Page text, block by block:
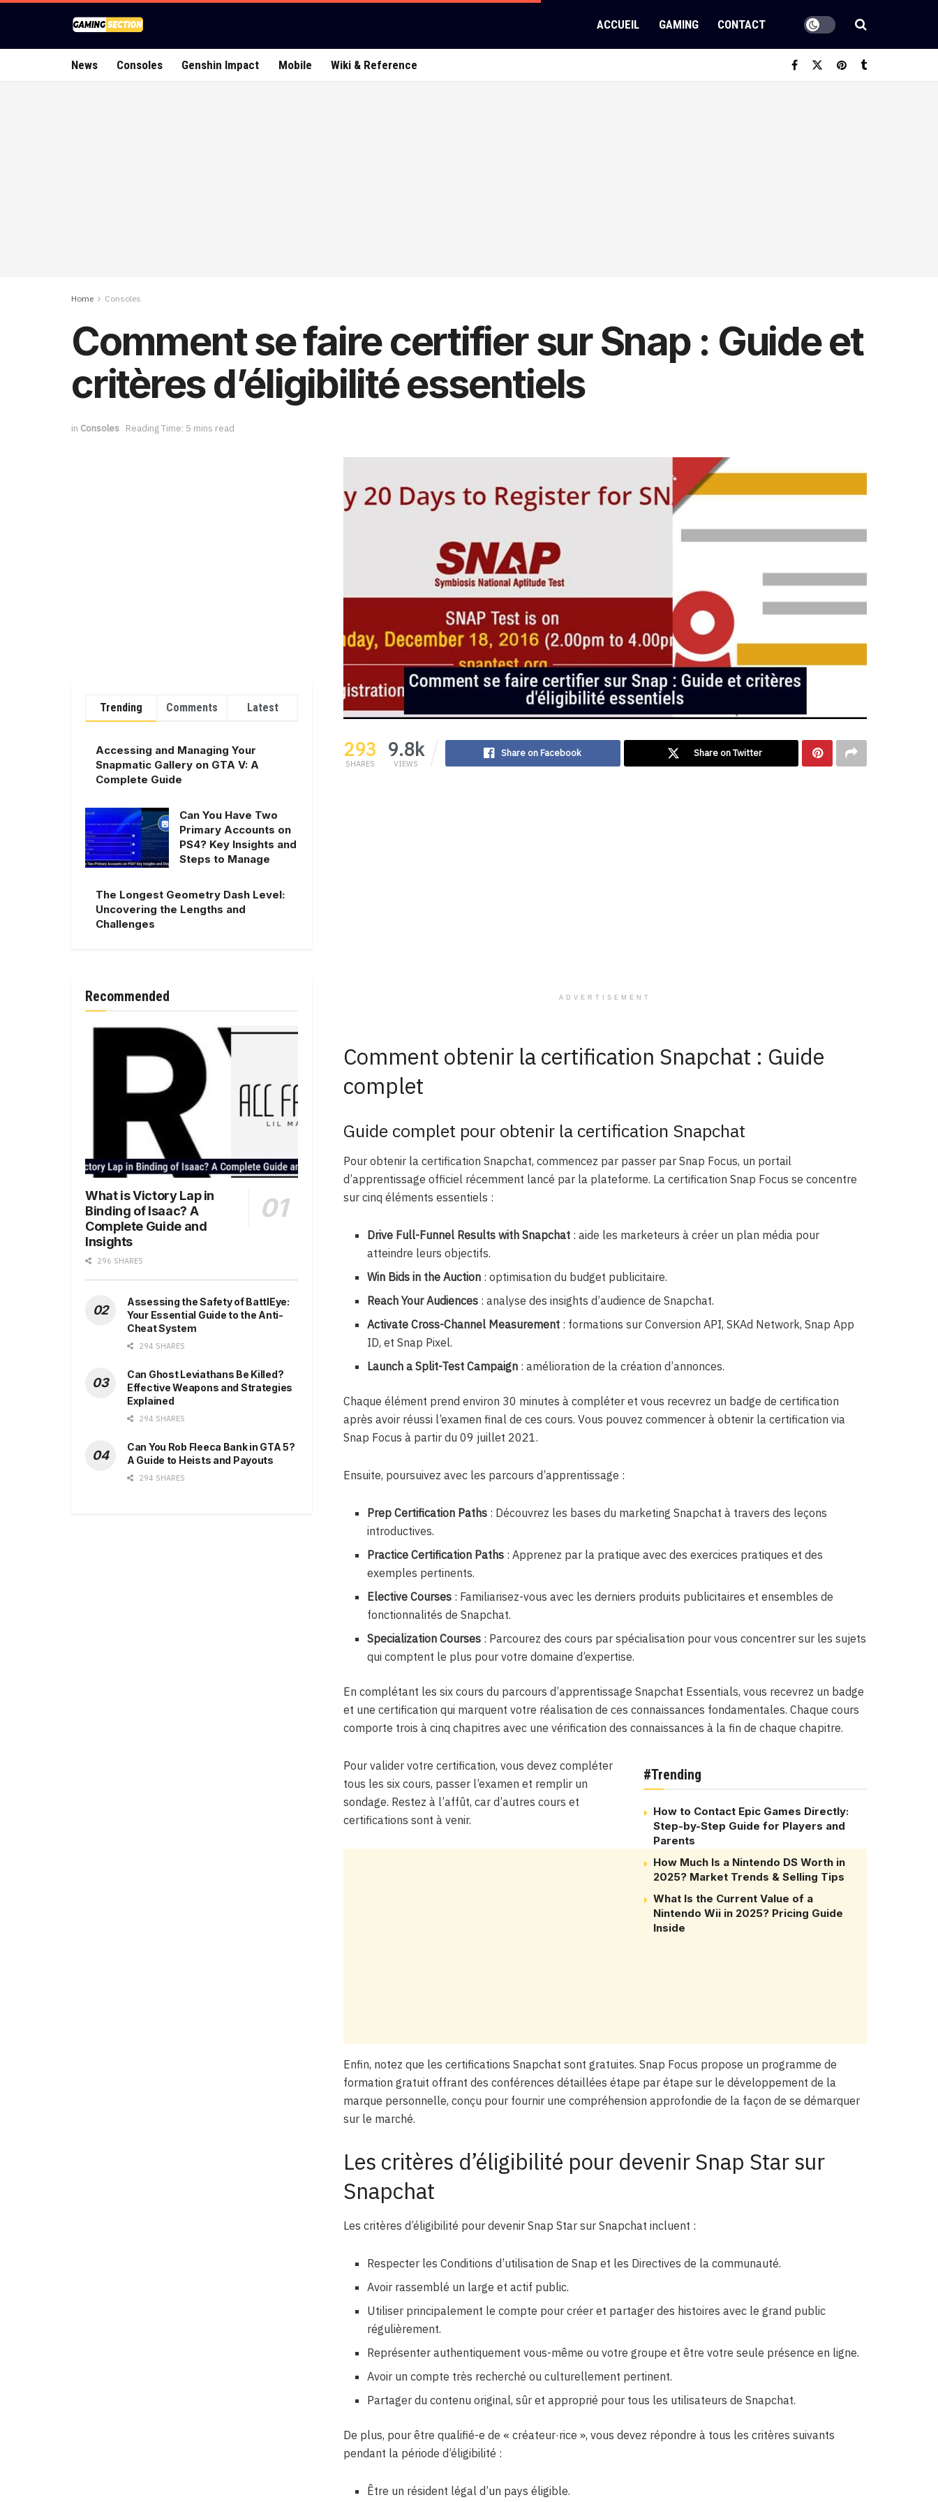
ACCUEIL GAMING CONTACT
News Consoles Genshin Impact Mobile Wiki & Reference
Home Consoles
Comment se faire certifier sur Snap : Guide et
critères d’éligibilité essentiels
in Consoles Reading Time: 5 mins read
293
SHARES
9.8k
VIEWS
Share on Facebook Share on Twitter
ADVERTISEMENT
Comment obtenir la certification Snapchat : Guide
complet
Guide complet pour obtenir la certification Snapchat
Pour obtenir la certification Snapchat, commencez par passer par Snap Focus, un portail
d’apprentissage officiel récemment lancé par la plateforme. La certification Snap Focus se concentre
sur cinq éléments essentiels :
Drive Full-Funnel Results with Snapchat : aide les marketeurs à créer un plan média pour
atteindre leurs objectifs.
Win Bids in the Auction : optimisation du budget publicitaire.
Reach Your Audiences : analyse des insights d’audience de Snapchat.
Activate Cross-Channel Measurement : formations sur Conversion API, SKAd Network, Snap App
ID, et Snap Pixel.
Launch a Split-Test Campaign : amélioration de la création d’annonces.
Chaque élément prend environ 30 minutes à compléter et vous recevrez un badge de certification
après avoir réussi l’examen final de ces cours. Vous pouvez commencer à obtenir la certification via
Snap Focus à partir du 09 juillet 2021.
Ensuite, poursuivez avec les parcours d’apprentissage :
Prep Certification Paths : Découvrez les bases du marketing Snapchat à travers des leçons
introductives.
Practice Certification Paths : Apprenez par la pratique avec des exercices pratiques et des
exemples pertinents.
Elective Courses : Familiarisez-vous avec les derniers produits publicitaires et ensembles de
fonctionnalités de Snapchat.
Specialization Courses : Parcourez des cours par spécialisation pour vous concentrer sur les sujets
qui comptent le plus pour votre domaine d’expertise.
En complétant les six cours du parcours d’apprentissage Snapchat Essentials, vous recevrez un badge
et une certification qui marquent votre réalisation de ces connaissances fondamentales. Chaque cours
comporte trois à cinq chapitres avec une vérification des connaissances à la fin de chaque chapitre.
#Trending
How to Contact Epic Games Directly:
Step-by-Step Guide for Players and
Parents
How Much Is a Nintendo DS Worth in
2025? Market Trends & Selling Tips
What Is the Current Value of a
Nintendo Wii in 2025? Pricing Guide
Inside
Pour valider votre certification, vous devez compléter
tous les six cours, passer l’examen et remplir un
sondage. Restez à l’affût, car d’autres cours et
certifications sont à venir.
Enfin, notez que les certifications Snapchat sont gratuites. Snap Focus propose un programme de
formation gratuit offrant des conférences détaillées étape par étape sur le développement de la
marque personnelle, conçu pour fournir une compréhension approfondie de la façon de se démarquer
sur le marché.
Les critères d’éligibilité pour devenir Snap Star sur
Snapchat
Les critères d’éligibilité pour devenir Snap Star sur Snapchat incluent :
Respecter les Conditions d’utilisation de Snap et les Directives de la communauté.
Avoir rassemblé un large et actif public.
Utiliser principalement le compte pour créer et partager des histoires avec le grand public
régulièrement.
Représenter authentiquement vous-même ou votre groupe et être votre seule présence en ligne.
Avoir un compte très recherché ou culturellement pertinent.
Partager du contenu original, sûr et approprié pour tous les utilisateurs de Snapchat.
De plus, pour être qualifié-e de « créateur·rice », vous devez répondre à tous les critères suivants
pendant la période d’éligibilité :
Être un résident légal d’un pays éligible.
Trending Comments Latest
Accessing and Managing Your
Snapmatic Gallery on GTA V: A
Complete Guide
Can You Have Two
Primary Accounts on
PS4? Key Insights and
Steps to Manage
The Longest Geometry Dash Level:
Uncovering the Lengths and
Challenges
Recommended
What is Victory Lap in
Binding of Isaac? A
Complete Guide and
Insights
296 SHARES
Assessing the Safety of BattlEye:
Your Essential Guide to the Anti-
Cheat System
294 SHARES
Can Ghost Leviathans Be Killed?
Effective Weapons and Strategies
Explained
294 SHARES
Can You Rob Fleeca Bank in GTA 5?
A Guide to Heists and Payouts
294 SHARES